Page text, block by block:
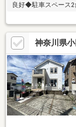
良好◆駐車スペース
神奈川県